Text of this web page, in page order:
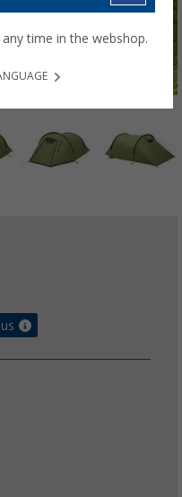
time in the webshop.